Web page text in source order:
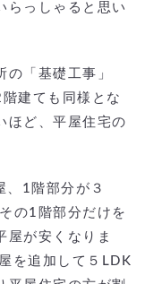
らっしゃると思い
「基礎工事」
建ても同様とな
ほど、平屋住宅の
1階部分が３
の1階部分だけを
屋が安くなりま
を追加して５LDK